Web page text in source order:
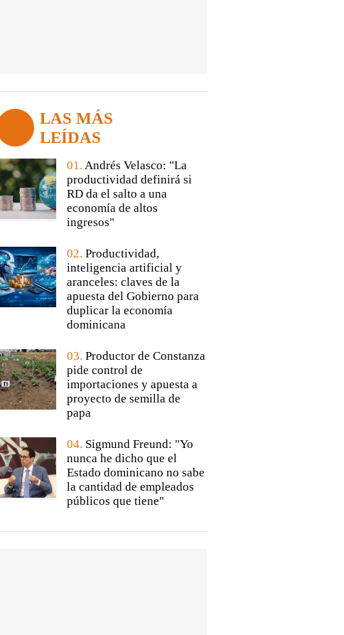
LAS MÁS
LEÍDAS
01. Andrés Velasco: "La
productividad definirá si
RD da el salto a una
economía de altos
ingresos"
02. Productividad,
inteligencia artificial y
aranceles: claves de la
apuesta del Gobierno para
duplicar la economía
dominicana
03. Productor de Constanza
pide control de
importaciones y apuesta a
proyecto de semilla de
papa
04. Sigmund Freund: "Yo
nunca he dicho que el
Estado dominicano no sabe
la cantidad de empleados
públicos que tiene"